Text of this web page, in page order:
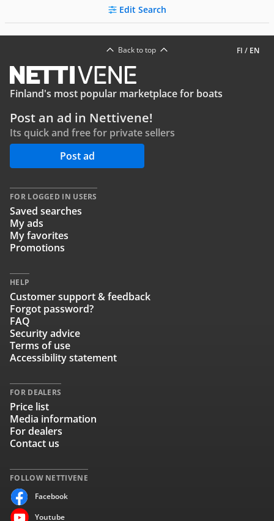
Edit Search
FI / EN
Back to top
Finland's most popular marketplace for boats
Post an ad in Nettivene!
Its quick and free for private sellers
Post ad
FOLLOW NETTIVENE
Facebook
Youtube
FOR LOGGED IN USERS
Saved searches
My ads
My favorites
Promotions
HELP
Customer support & feedback
Forgot password?
FAQ
Security advice
Terms of use
Accessibility statement
FOR DEALERS
Price list
Media information
For dealers
Contact us